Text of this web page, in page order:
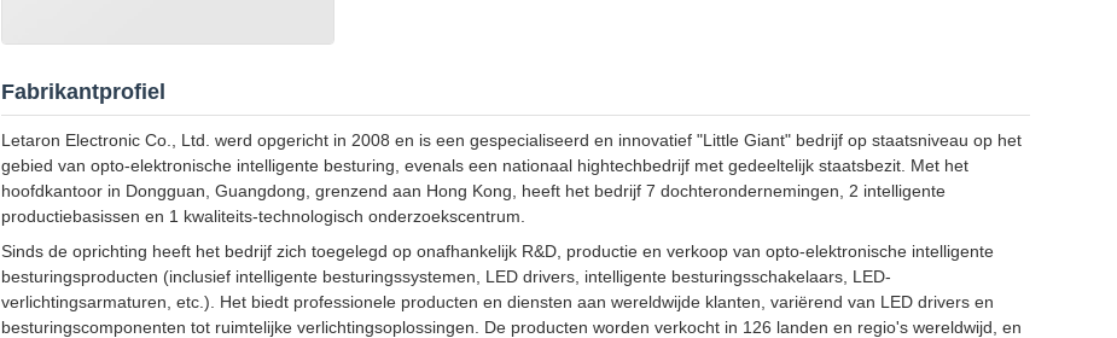
Fabrikantprofiel
Letaron Electronic Co., Ltd. werd opgericht in 2008 en is een gespecialiseerd en innovatief "Little Giant" bedrijf op staatsniveau op het
gebied van opto-elektronische intelligente besturing, evenals een nationaal hightechbedrijf met gedeeltelijk staatsbezit. Met het
hoofdkantoor in Dongguan, Guangdong, grenzend aan Hong Kong, heeft het bedrijf 7 dochterondernemingen, 2 intelligente
productiebasissen en 1 kwaliteits-technologisch onderzoekscentrum.
Sinds de oprichting heeft het bedrijf zich toegelegd op onafhankelijk R&D, productie en verkoop van opto-elektronische intelligente
besturingsproducten (inclusief intelligente besturingssystemen, LED drivers, intelligente besturingsschakelaars, LED-
verlichtingsarmaturen, etc.). Het biedt professionele producten en diensten aan wereldwijde klanten, variërend van LED drivers en
besturingscomponenten tot ruimtelijke verlichtingsoplossingen. De producten worden verkocht in 126 landen en regio's wereldwijd, en